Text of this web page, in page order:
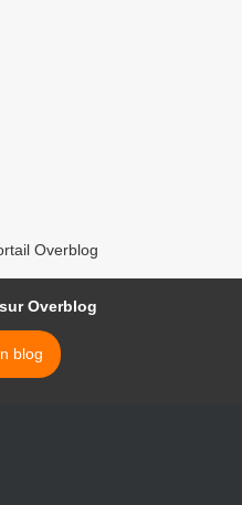
Overblog
Overblog
blog